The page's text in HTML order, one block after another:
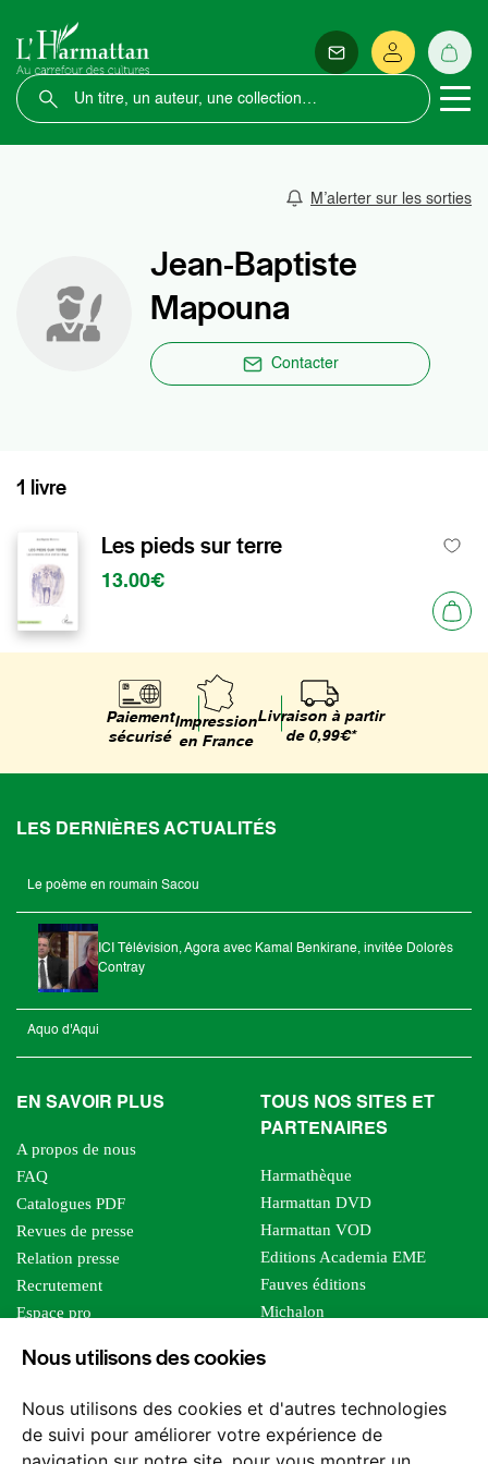
Nous utilisons des cookies
Nous utilisons des cookies et d'autres technologies
de suivi pour améliorer votre expérience de
M’alerter sur les sorties
Jean-Baptiste
Mapouna
Contacter
1 livre
Les pieds sur terre
13.00€
Paiement
sécurisé
Impression
en France
Livraison à partir
de 0,99€*
LES DERNIÈRES ACTUALITÉS
Le poème en roumain Sacou
ICI Télévision, Agora avec Kamal Benkirane, invitée Dolorès
Contray
Aquo d'Aqui
EN SAVOIR PLUS
A propos de nous
FAQ
Catalogues PDF
Revues de presse
Relation presse
Recrutement
Espace pro
Foreign rights
TOUS NOS SITES ET
PARTENAIRES
Harmathèque
Harmattan DVD
Harmattan VOD
Editions Academia EME
Fauves éditions
Michalon
Editions Sutton
Les impliqués
Tous les éditeurs